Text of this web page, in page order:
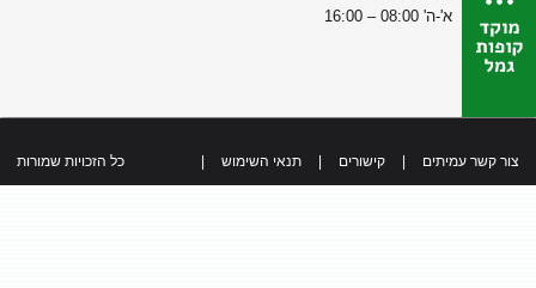
א'-ה' 08:00 – 16:00
צור קשר עמיתים קישורים תנאי השימוש כל הזכויות שמורות